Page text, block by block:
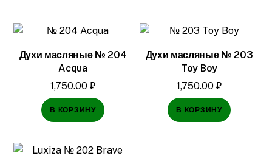
Духи масляные № 204
Acqua
1,750.00 ₽
В КОРЗИНУ
Духи масляные № 203
Toy Boy
1,750.00 ₽
В КОРЗИНУ